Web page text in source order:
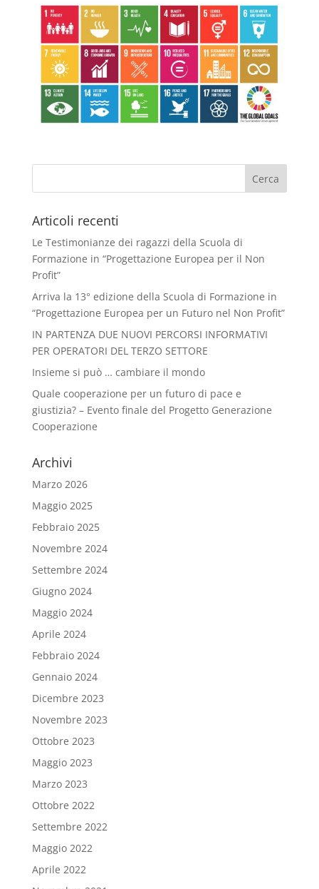
Articoli recenti
Le Testimonianze dei ragazzi della Scuola di
Formazione in “Progettazione Europea per il Non
Profit”
Arriva la 13° edizione della Scuola di Formazione in
“Progettazione Europea per un Futuro nel Non Profit”
IN PARTENZA DUE NUOVI PERCORSI INFORMATIVI
PER OPERATORI DEL TERZO SETTORE
Insieme si può … cambiare il mondo
Quale cooperazione per un futuro di pace e
giustizia? – Evento finale del Progetto Generazione
Cooperazione
Archivi
Marzo 2026
Maggio 2025
Febbraio 2025
Novembre 2024
Settembre 2024
Giugno 2024
Maggio 2024
Aprile 2024
Febbraio 2024
Gennaio 2024
Dicembre 2023
Novembre 2023
Ottobre 2023
Maggio 2023
Marzo 2023
Ottobre 2022
Settembre 2022
Maggio 2022
Aprile 2022